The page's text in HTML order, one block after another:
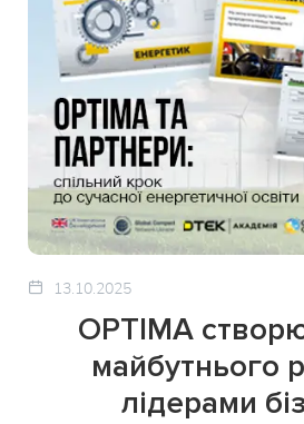
13.10.2025
OPTIMA
майбутнього
лідерами